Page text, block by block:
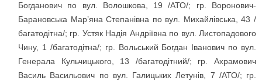
Богданович по вул. Волошкова, 19 /АТО/; гр. Воронович-
Барановська Мар’яна Степанівна по вул. Михайлівська, 43 /
багатодітна/; гр. Устяк Надія Андріївна по вул. Листопадового
Чину, 1 /багатодітна/; гр. Вольський Богдан Іванович по вул.
Генерала Кульчицького, 13 /багатодітний/; гр. Ахрамович
Василь Васильович по вул. Галицьких Летунів, 7 /АТО/; гр.